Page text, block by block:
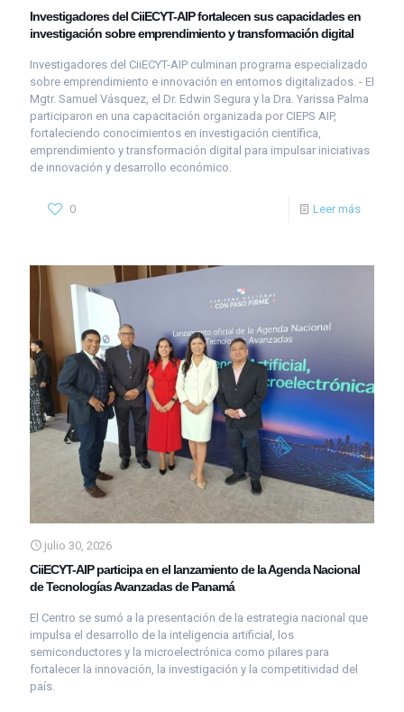
Investigadores del CiiECYT-AIP fortalecen sus capacidades en
investigación sobre emprendimiento y transformación digital
Investigadores del CiiECYT-AIP culminan programa especializado
sobre emprendimiento e innovación en entornos digitalizados. - El
Mgtr. Samuel Vásquez, el Dr. Edwin Segura y la Dra. Yarissa Palma
participaron en una capacitación organizada por CIEPS AIP,
fortaleciendo conocimientos en investigación científica,
emprendimiento y transformación digital para impulsar iniciativas
de innovación y desarrollo económico.
0 Leer más
julio 30, 2026
CiiECYT-AIP participa en el lanzamiento de la Agenda Nacional
de Tecnologías Avanzadas de Panamá
El Centro se sumó a la presentación de la estrategia nacional que
impulsa el desarrollo de la inteligencia artificial, los
semiconductores y la microelectrónica como pilares para
fortalecer la innovación, la investigación y la competitividad del
país.